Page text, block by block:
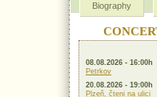
Biography
08.08.2026 - 16:00h
Petrkov
20.08.2026 - 19:00h
Plzeň, čteni na ulici